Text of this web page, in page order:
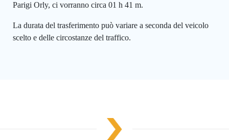
Parigi Orly, ci vorranno circa 01 h 41 m.
La durata del trasferimento può variare a seconda del veicolo
scelto e delle circostanze del traffico.